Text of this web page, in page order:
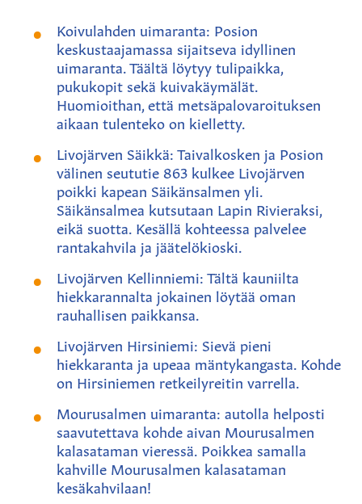
Koivulahden uimaranta: Posion
keskustaajamassa sijaitseva idyllinen
uimaranta. Täältä löytyy tulipaikka,
pukukopit sekä kuivakäymälät.
Huomioithan, että metsäpalovaroituksen
aikaan tulenteko on kielletty.
Livojärven Säikkä: Taivalkosken ja Posion
välinen seututie 863 kulkee Livojärven
poikki kapean Säikänsalmen yli.
Säikänsalmea kutsutaan Lapin Rivieraksi,
eikä suotta. Kesällä kohteessa palvelee
rantakahvila ja jäätelökioski.
Livojärven Kellinniemi: Tältä kauniilta
hiekkarannalta jokainen löytää oman
rauhallisen paikkansa.
Livojärven Hirsiniemi: Sievä pieni
hiekkaranta ja upeaa mäntykangasta. Kohde
on Hirsiniemen retkeilyreitin varrella.
Mourusalmen uimaranta: autolla helposti
saavutettava kohde aivan Mourusalmen
kalasataman vieressä. Poikkea samalla
kahville Mourusalmen kalasataman
kesäkahvilaan!